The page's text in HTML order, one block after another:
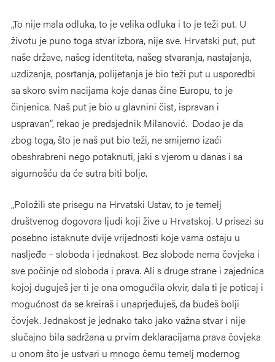
„To nije mala odluka, to je velika odluka i to je teži put. U
životu je puno toga stvar izbora, nije sve. Hrvatski put, put
naše države, našeg identiteta, našeg stvaranja, nastajanja,
uzdizanja, posrtanja, polijetanja je bio teži put u usporedbi
sa skoro svim nacijama koje danas čine Europu, to je
činjenica. Naš put je bio u glavnini čist, ispravan i
uspravan“, rekao je predsjednik Milanović. Dodao je da
zbog toga, što je naš put bio teži, ne smijemo izaći
obeshrabreni nego potaknuti, jaki s vjerom u danas i sa
sigurnošću da će sutra biti bolje.
„Položili ste prisegu na Hrvatski Ustav, to je temelj
društvenog dogovora ljudi koji žive u Hrvatskoj. U prisezi su
posebno istaknute dvije vrijednosti koje vama ostaju u
nasljeđe – sloboda i jednakost. Bez slobode nema čovjeka i
sve počinje od sloboda i prava. Ali s druge strane i zajednica
kojoj duguješ jer ti je ona omogućila okvir, dala ti je poticaj i
mogućnost da se kreiraš i unaprjeđuješ, da budeš bolji
čovjek. Jednakost je jednako tako jako važna stvar i nije
slučajno bila sadržana u prvim deklaracijama prava čovjeka
u onom što je ustvari u mnogo čemu temelj modernog